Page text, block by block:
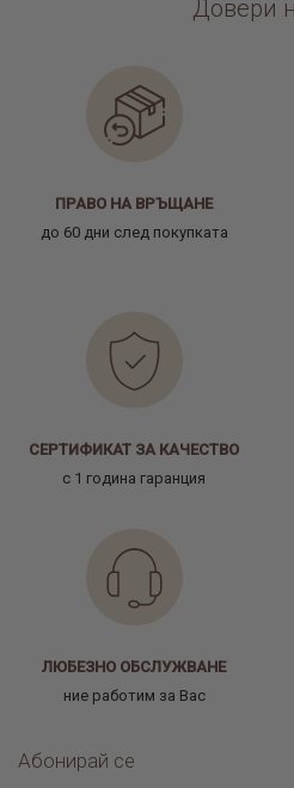
Довери
ПРАВО НА ВРЪЩАНЕ
до 60 дни след покупката
СЕРТИФИКАТ ЗА КАЧЕСТВО
с 1 година гаранция
ЛЮБЕЗНО ОБСЛУЖВАНЕ
ние работим за Вас
Абонирай се